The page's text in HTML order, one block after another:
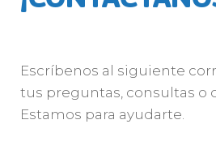
Escríbenos al siguiente
tus preguntas, consultas o
Estamos para ayudarte.